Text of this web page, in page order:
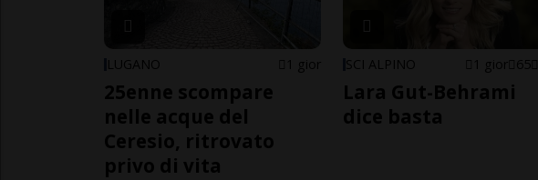
LUGANO 1 gior
25enne scompare
nelle acque del
Ceresio, ritrovato
privo di vita
SCI ALPINO 1 gior 65
Lara Gut-Behrami
dice basta